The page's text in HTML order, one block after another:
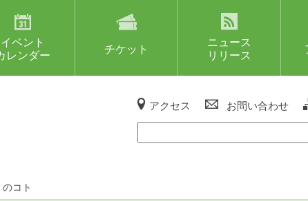
イベント
レンダー
チケット
ニュース
リリース
アクセス お問い合わせ
コト